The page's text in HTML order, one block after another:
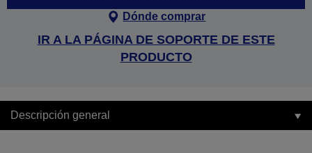
Dónde comprar
IR A LA PÁGINA DE SOPORTE DE ESTE
PRODUCTO
Descripción general